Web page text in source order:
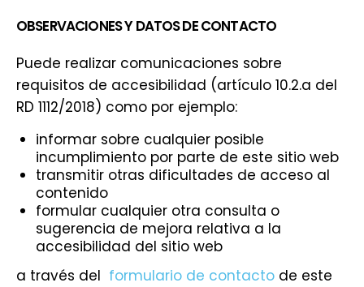
OBSERVACIONES Y DATOS DE CONTACTO
Puede realizar comunicaciones sobre
requisitos de accesibilidad (artículo 10.2.a del
RD 1112/2018) como por ejemplo:
informar sobre cualquier posible
incumplimiento por parte de este sitio web
transmitir otras dificultades de acceso al
contenido
formular cualquier otra consulta o
sugerencia de mejora relativa a la
accesibilidad del sitio web
a través del formulario de contacto de este